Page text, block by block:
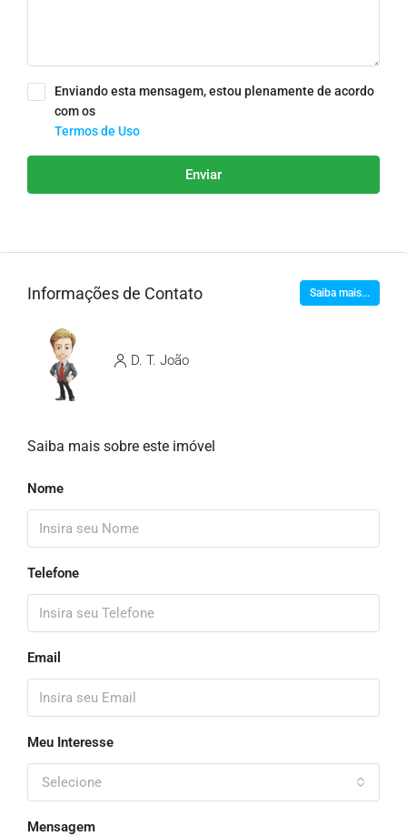
Enviando esta mensagem, estou plenamente de acordo
com os
Termos de Uso
Enviar
Informações de Contato Saiba mais...
D. T. João
Saiba mais sobre este imóvel
Nome
Telefone
Email
Meu Interesse
Selecione
Mensagem